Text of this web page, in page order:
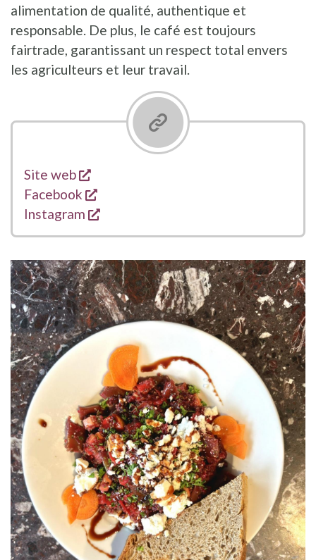
alimentation de qualité, authentique et
responsable. De plus, le café est toujours
fairtrade, garantissant un respect total envers
les agriculteurs et leur travail.
Liens
Site web
s'ouvre dans une nouvelle fenêtre
Facebook
s'ouvre dans une nouvelle fenêtre
Instagram
s'ouvre dans une nouvelle fenêtre